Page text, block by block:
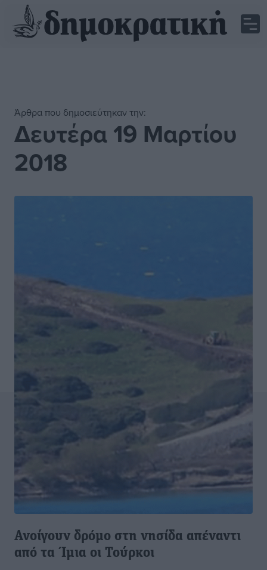
Άρθρα που δημοσιεύτηκαν την:
Δευτέρα 19 Μαρτίου
2018
Ανοίγουν δρόμο στη νησίδα απέναντι
από τα Ίμια οι Τούρκοι